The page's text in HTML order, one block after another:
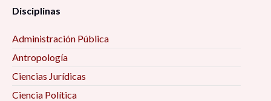
Disciplinas
Administración Pública
Antropología
Ciencias Jurídicas
Ciencia Política